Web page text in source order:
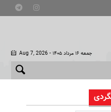
Aug 7, 2026 - جمعه ۱۶ مرداد ۱۴۰۵